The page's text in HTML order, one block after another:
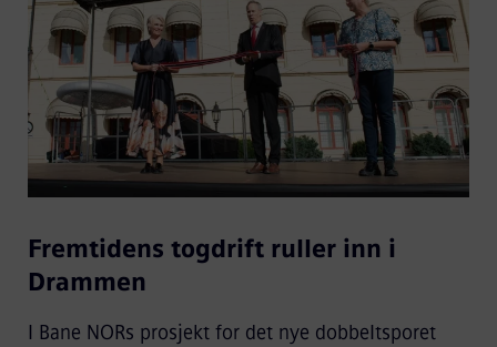
Fremtidens togdrift ruller inn i
Drammen
I Bane NORs prosjekt for det nye dobbeltsporet